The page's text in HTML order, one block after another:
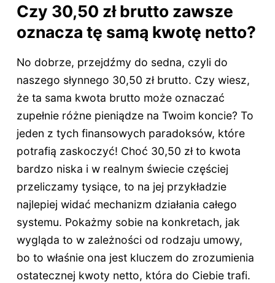
Czy 30,50 zł brutto zawsze
oznacza tę samą kwotę netto?
No dobrze, przejdźmy do sedna, czyli do
naszego słynnego 30,50 zł brutto. Czy wiesz,
że ta sama kwota brutto może oznaczać
zupełnie różne pieniądze na Twoim koncie? To
jeden z tych finansowych paradoksów, które
potrafią zaskoczyć! Choć 30,50 zł to kwota
bardzo niska i w realnym świecie częściej
przeliczamy tysiące, to na jej przykładzie
najlepiej widać mechanizm działania całego
systemu. Pokażmy sobie na konkretach, jak
wygląda to w zależności od rodzaju umowy,
bo to właśnie ona jest kluczem do zrozumienia
ostatecznej kwoty netto, która do Ciebie trafi.